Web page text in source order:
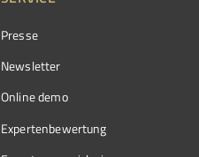
Presse
Newsletter
Online demo
Expertenbewertung